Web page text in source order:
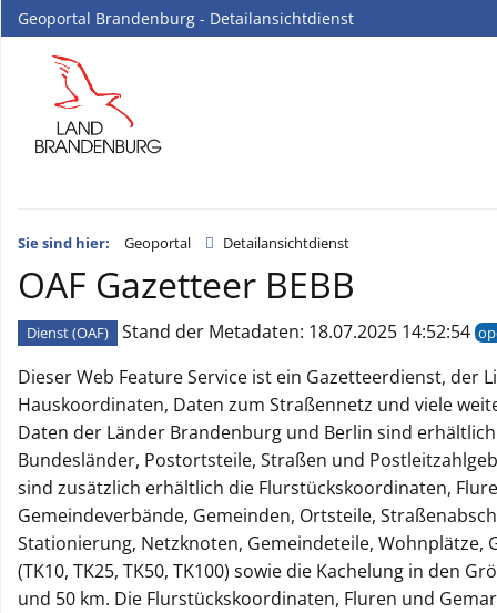
Geoportal Brandenburg - Detailansichtdienst
Sie sind hier: Geoportal Detailansichtdienst
OAF Gazetteer BEBB
Dienst (OAF) Stand der Metadaten: 18.07.2025 14:52:54
Dieser Web Feature Service ist ein Gazetteerdienst, der
Hauskoordinaten, Daten zum Straßennetz und viele
Daten der Länder Brandenburg und Berlin sind
Bundesländer, Postortsteile, Straßen und
sind zusätzlich erhältlich die Flurstückskoordinaten,
Gemeindeverbände, Gemeinden, Ortsteile,
Stationierung, Netzknoten, Gemeindeteile, Wohnplätze,
(TK10, TK25, TK50, TK100) sowie die Kachelung in den
und 50 km. Die Flurstückskoordinaten, Fluren und